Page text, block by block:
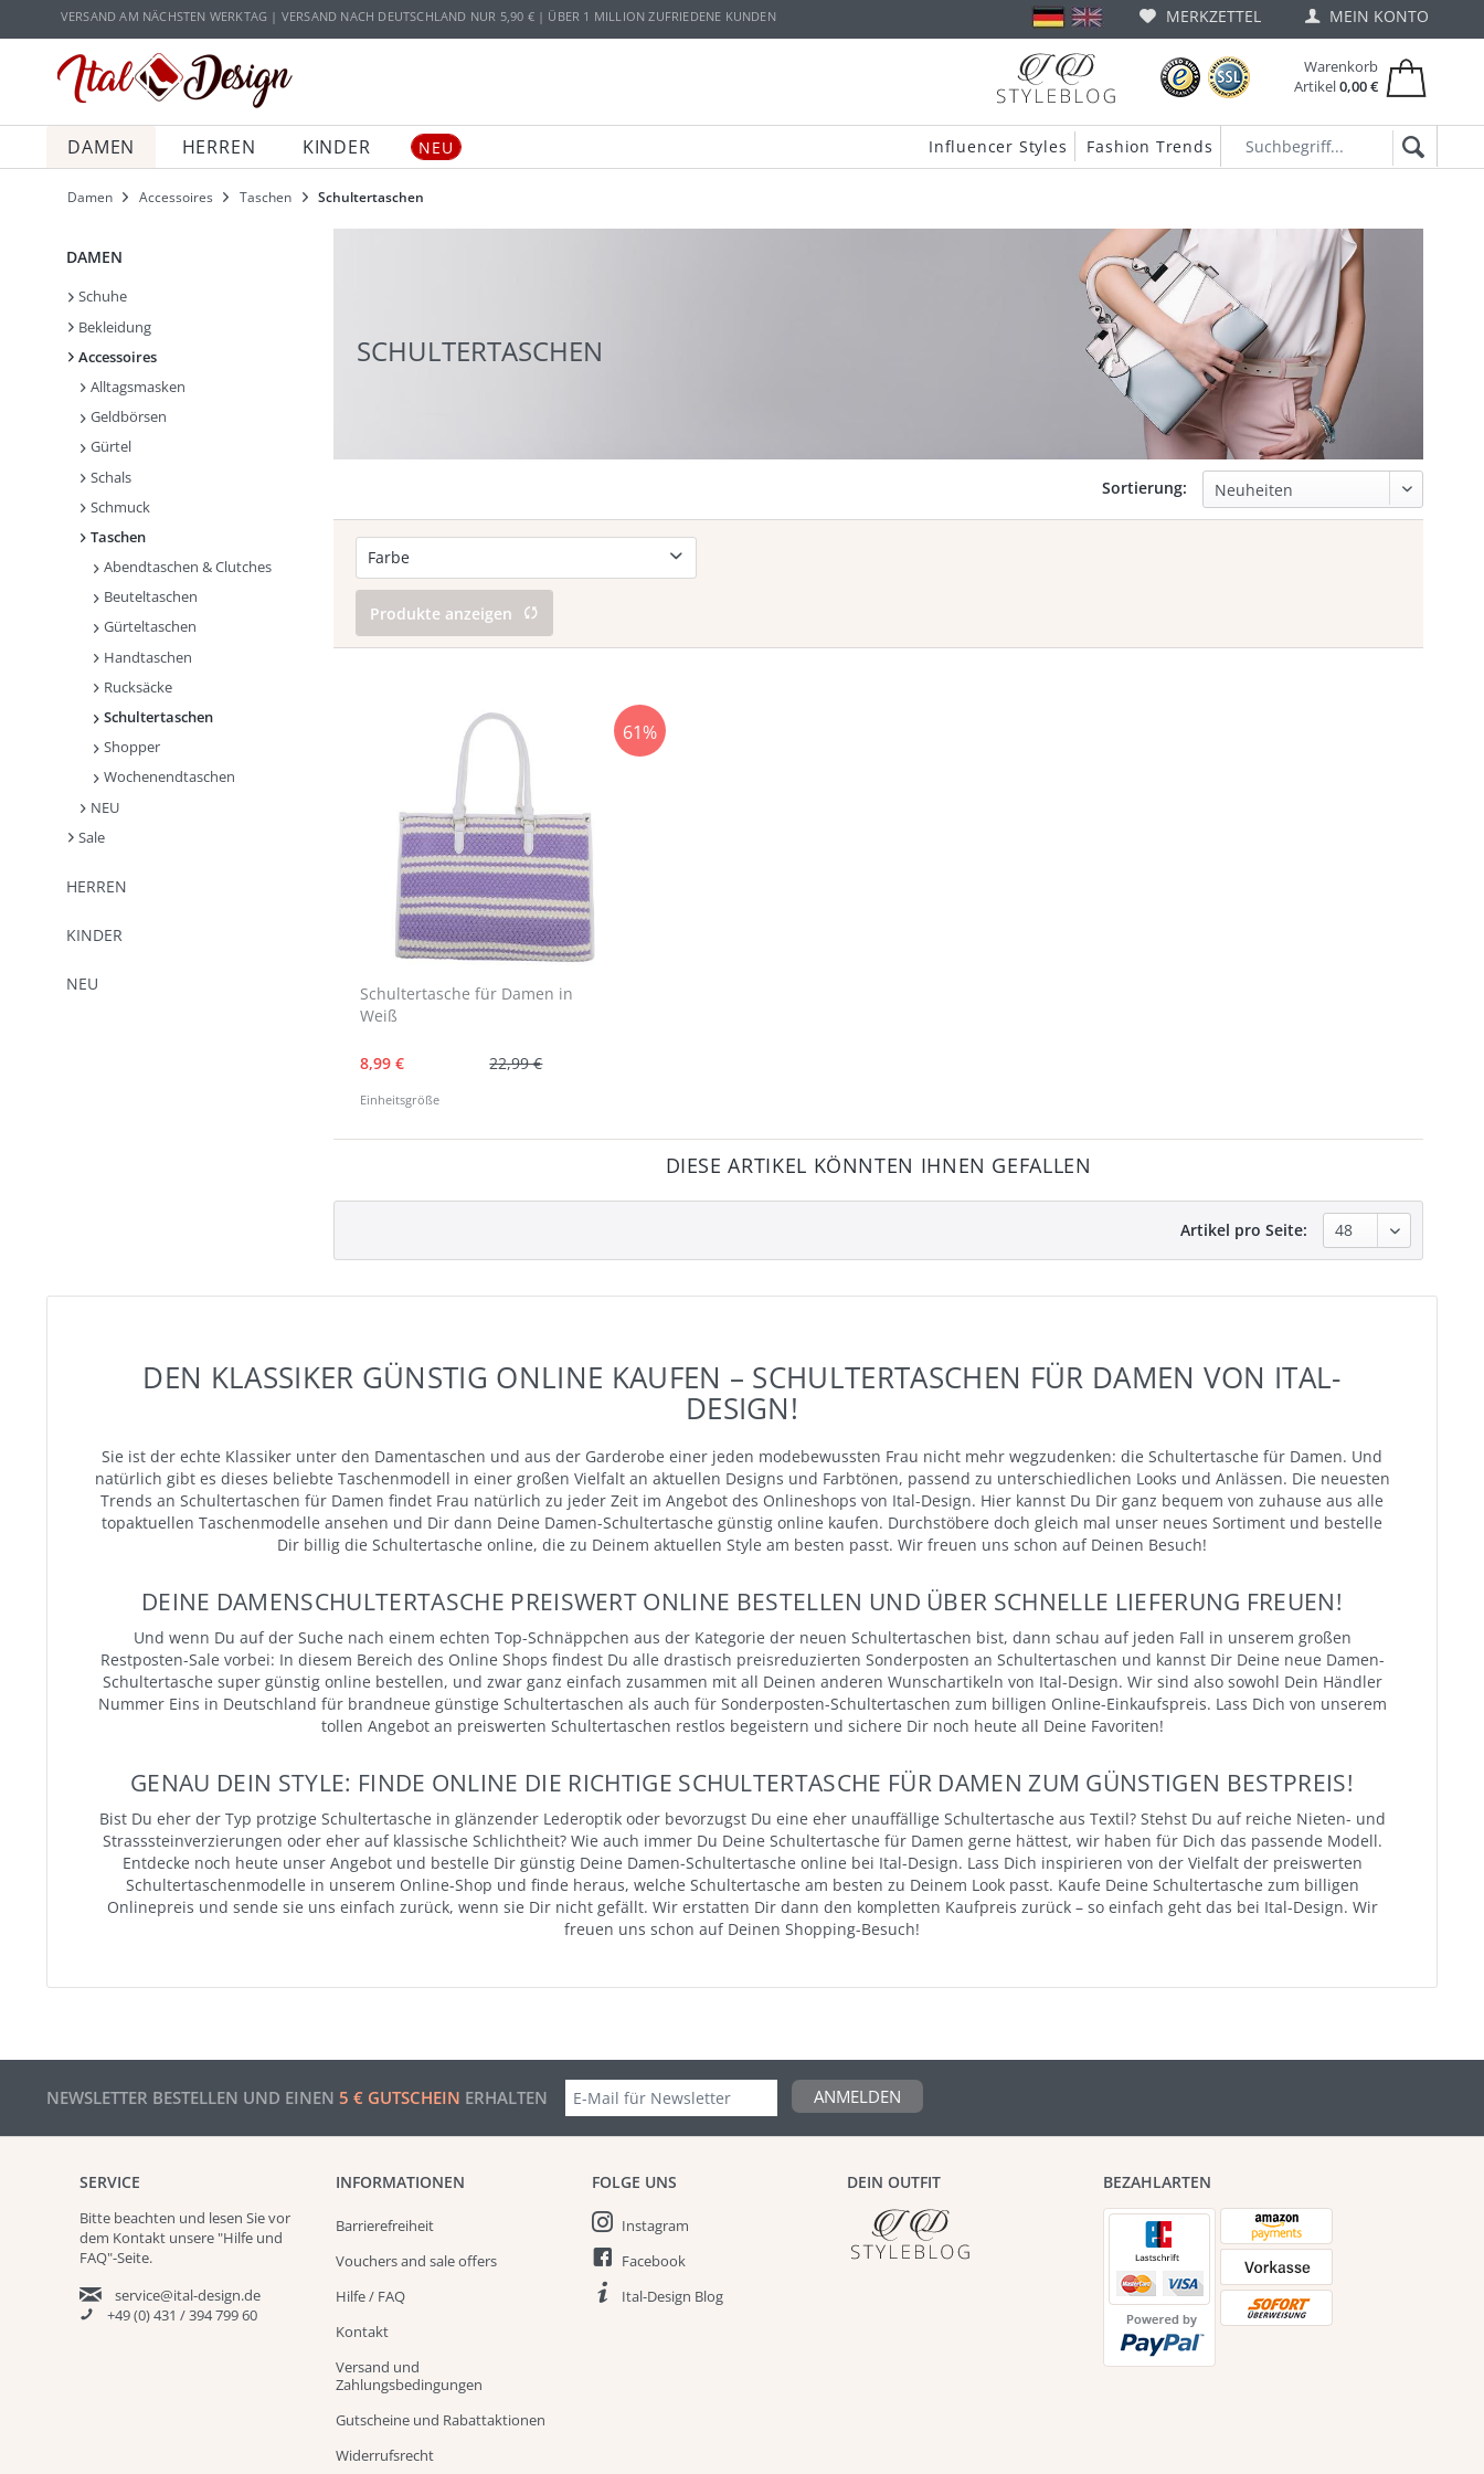
Zur Hauptnavigation springen Zum Hauptinhalt springen
VERSAND AM NÄCHSTEN WERKTAG | VERSAND NACH DEUTSCHLAND NUR 5,90 € | ÜBER 1 MILLION ZUFRIEDENE KUNDEN MERKZETTEL MEIN KONTO
Warenkorb
Artikel0,00 €
DAMEN HERREN KINDER NEU Influencer Styles Fashion Trends
Damen Accessoires Taschen Schultertaschen
DAMEN
Schuhe
Bekleidung
Accessoires
Alltagsmasken
Geldbörsen
Gürtel
Schals
Schmuck
Taschen
Abendtaschen & Clutches
Beuteltaschen
Gürteltaschen
Handtaschen
Rucksäcke
Schultertaschen
Shopper
Wochenendtaschen
NEU
Sale
HERREN
KINDER
NEU
SCHULTERTASCHEN
Sortierung:
Farbe
Produkte anzeigen
61%
Schultertasche für Damen in
Weiß
22,99 €
8,99 €
Einheitsgröße
DIESE ARTIKEL KÖNNTEN IHNEN GEFALLEN
Artikel pro Seite:
DEN KLASSIKER GÜNSTIG ONLINE KAUFEN – SCHULTERTASCHEN FÜR DAMEN VON ITAL-
DESIGN!
Sie ist der echte Klassiker unter den Damentaschen und aus der Garderobe einer jeden modebewussten Frau nicht mehr wegzudenken: die Schultertasche für Damen. Und
natürlich gibt es dieses beliebte Taschenmodell in einer großen Vielfalt an aktuellen Designs und Farbtönen, passend zu unterschiedlichen Looks und Anlässen. Die neuesten
Trends an Schultertaschen für Damen findet Frau natürlich zu jeder Zeit im Angebot des Onlineshops von Ital-Design. Hier kannst Du Dir ganz bequem von zuhause aus alle
topaktuellen Taschenmodelle ansehen und Dir dann Deine Damen-Schultertasche günstig online kaufen. Durchstöbere doch gleich mal unser neues Sortiment und bestelle
Dir billig die Schultertasche online, die zu Deinem aktuellen Style am besten passt. Wir freuen uns schon auf Deinen Besuch!
DEINE DAMENSCHULTERTASCHE PREISWERT ONLINE BESTELLEN UND ÜBER SCHNELLE LIEFERUNG FREUEN!
Und wenn Du auf der Suche nach einem echten Top-Schnäppchen aus der Kategorie der neuen Schultertaschen bist, dann schau auf jeden Fall in unserem großen
Restposten-Sale vorbei: In diesem Bereich des Online Shops findest Du alle drastisch preisreduzierten Sonderposten an Schultertaschen und kannst Dir Deine neue Damen-
Schultertasche super günstig online bestellen, und zwar ganz einfach zusammen mit all Deinen anderen Wunschartikeln von Ital-Design. Wir sind also sowohl Dein Händler
Nummer Eins in Deutschland für brandneue günstige Schultertaschen als auch für Sonderposten-Schultertaschen zum billigen Online-Einkaufspreis. Lass Dich von unserem
tollen Angebot an preiswerten Schultertaschen restlos begeistern und sichere Dir noch heute all Deine Favoriten!
GENAU DEIN STYLE: FINDE ONLINE DIE RICHTIGE SCHULTERTASCHE FÜR DAMEN ZUM GÜNSTIGEN BESTPREIS!
Bist Du eher der Typ protzige Schultertasche in glänzender Lederoptik oder bevorzugst Du eine eher unauffällige Schultertasche aus Textil? Stehst Du auf reiche Nieten- und
Strasssteinverzierungen oder eher auf klassische Schlichtheit? Wie auch immer Du Deine Schultertasche für Damen gerne hättest, wir haben für Dich das passende Modell.
Entdecke noch heute unser Angebot und bestelle Dir günstig Deine Damen-Schultertasche online bei Ital-Design. Lass Dich inspirieren von der Vielfalt der preiswerten
Schultertaschenmodelle in unserem Online-Shop und finde heraus, welche Schultertasche am besten zu Deinem Look passt. Kaufe Deine Schultertasche zum billigen
Onlinepreis und sende sie uns einfach zurück, wenn sie Dir nicht gefällt. Wir erstatten Dir dann den kompletten Kaufpreis zurück – so einfach geht das bei Ital-Design. Wir
freuen uns schon auf Deinen Shopping-Besuch!
NEWSLETTER BESTELLEN UND EINEN 5 € GUTSCHEIN ERHALTEN ANMELDEN
SERVICE
Bitte beachten und lesen Sie vor
dem Kontakt unsere "Hilfe und
FAQ"-Seite.
service@ital-design.de
+49 (0) 431 / 394 799 60
INFORMATIONEN
Barrierefreiheit
Vouchers and sale offers
Hilfe / FAQ
Kontakt
Versand und
Zahlungsbedingungen
Gutscheine und Rabattaktionen
Widerrufsrecht
FOLGE UNS
Instagram
Facebook
Ital-Design Blog
DEIN OUTFIT BEZAHLARTEN